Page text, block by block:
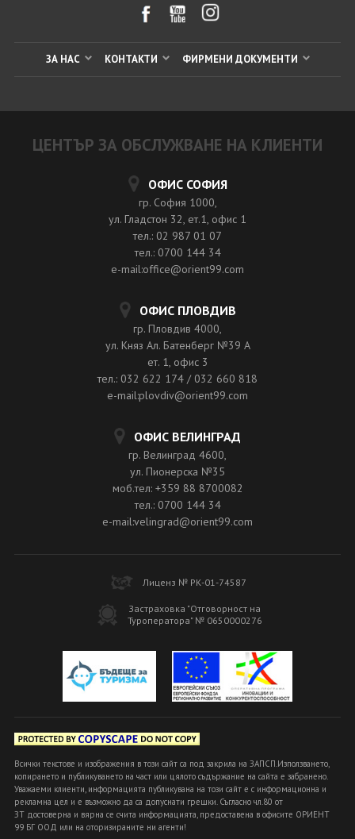
ЗА НАС КОНТАКТИ ФИРМЕНИ ДОКУМЕНТИ
ЦЕНТЪР ЗА ОБСЛУЖВАНЕ НА КЛИЕНТИ
ОФИС СОФИЯ
гр. София 1000,
ул. Гладстон 32, ет.1, офис 1
тел.: 02 987 01 07
тел.: 0700 144 34
e-mail:office@orient99.com
ОФИС ПЛОВДИВ
гр. Пловдив 4000,
ул. Княз Ал. Батенберг №39 A
ет. 1, офис 3
тел.: 032 622 174 / 032 660 818
e-mail:plovdiv@orient99.com
ОФИС ВЕЛИНГРАД
гр. Велинград 4600,
ул. Пионерска №35
моб.тел: +359 88 8700082
тел.: 0700 144 34
e-mail:velingrad@orient99.com
Лиценз № РК-01-74587
Застраховка "Отговорност на
Туроператора" № 0650000276
Всички текстове и изображения в този сайт са под закрила на ЗАПСП.Използването,
копирането и публикуването на част или цялото съдържание на сайта е забранено.
Уважаеми клиенти, информацията публикувана на този сайт е с информационна и
рекламна цел и е възможно да са допуснати грешки. Съгласно чл.80 от
ЗТ достоверна и вярна се счита информацията, предоставена в офисите ОРИЕНТ
99 БГ ООД или на оторизираните ни агенти!